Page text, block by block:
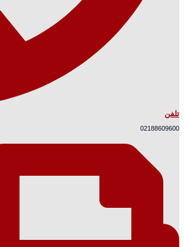
تلفن
02188609600